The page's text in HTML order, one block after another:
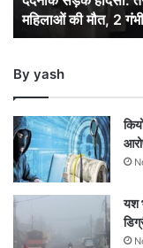
टकराई,
2
की
गंभीर
महिलाओं की मौत, 2
By yash
यश